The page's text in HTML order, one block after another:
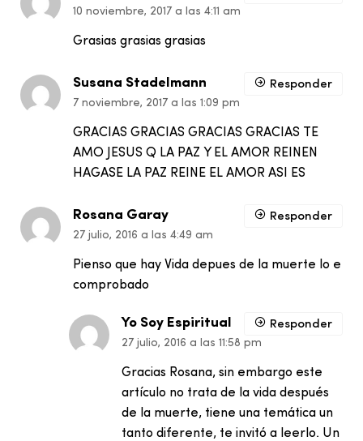
10 noviembre, 2017 a las 4:11 am
Grasias grasias grasias
Susana Stadelmann
7 noviembre, 2017 a las 1:09 pm
GRACIAS GRACIAS GRACIAS GRACIAS TE
AMO JESUS Q LA PAZ Y EL AMOR REINEN
HAGASE LA PAZ REINE EL AMOR ASI ES
Responder
Rosana Garay
27 julio, 2016 a las 4:49 am
Pienso que hay Vida depues de la muerte lo e
comprobado
Responder
Yo Soy Espiritual
27 julio, 2016 a las 11:58 pm
Gracias Rosana, sin embargo este
artículo no trata de la vida después
de la muerte, tiene una temática un
tanto diferente, te invitó a leerlo. Un
Responder